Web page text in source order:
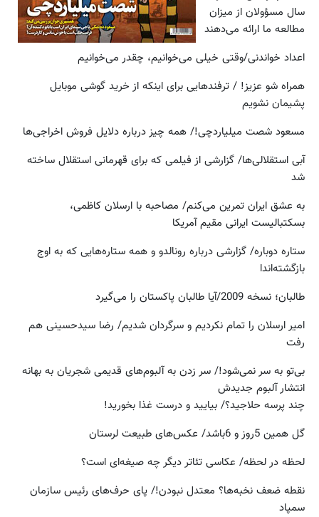
سال مسؤولان از میزان
مطالعه ما ارائه می‌دهند
اعداد خواندنی/وقتی خیلی می‌خوانیم، چقدر می‌خوانیم
همراه شو عزیز! / ترفندهایی برای اینکه از خرید گوشی موبایل
پشیمان نشویم
مسعود شصت میلیاردچی!/ همه چیز درباره دلایل فروش اخراجی‌ها
آبی استقلالی‌ها/ گزارشی از فیلمی که برای قهرمانی استقلال ساخته
شد
به عشق ایران تمرین می‌کنم/ مصاحبه با ارسلان کاظمی،
بسکتبالیست ایرانی مقیم آمریکا
ستاره دوباره/ گزارشی درباره رونالدو و همه ستاره‌هایی که به اوج
بازگشته‌اندا
طالبان؛ نسخه 2009/آیا طالبان پاکستان را می‌گیرد
امیر ارسلان را تمام نکردیم و سرگردان شدیم/ رضا سیدحسینی هم
رفت
بی‌تو به سر نمی‌شود!/ سر زدن به آلبوم‌های قدیمی شجریان به بهانه
انتشار آلبوم جدیدش
چند پرسه حلاجید؟/ بیایید و درست غذا بخورید!
گل همین 5روز و 6باشد/ عکس‌های طبیعت لرستان
لحظه در لحظه/ عکاسی تئاتر دیگر چه صیغه‌ای است؟
نقطه ضعف نخبه‌ها؟ معتدل نبودن!/ پای حرف‌های رئیس سازمان
سمپاد